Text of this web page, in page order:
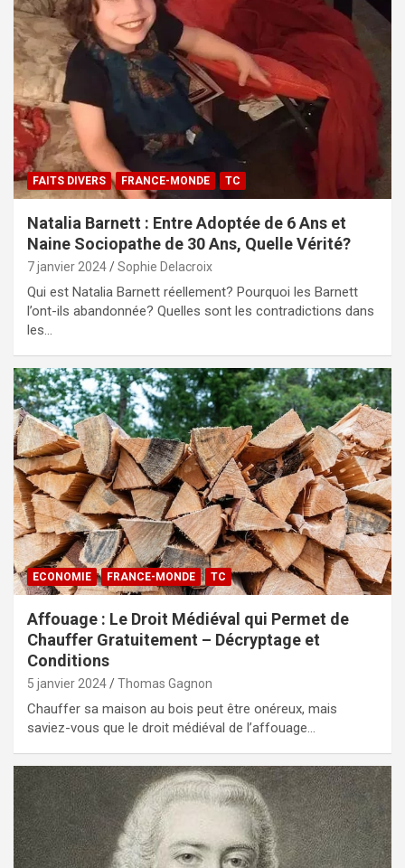
FAITS DIVERS FRANCE-MONDE TC
Natalia Barnett : Entre Adoptée de 6 Ans et
Naine Sociopathe de 30 Ans, Quelle Vérité?
7 janvier 2024 Sophie Delacroix
Qui est Natalia Barnett réellement? Pourquoi les Barnett
l’ont-ils abandonnée? Quelles sont les contradictions dans
les…
ECONOMIE FRANCE-MONDE TC
Affouage : Le Droit Médiéval qui Permet de
Chauffer Gratuitement – Décryptage et
Conditions
5 janvier 2024 Thomas Gagnon
Chauffer sa maison au bois peut être onéreux, mais
saviez-vous que le droit médiéval de l’affouage…